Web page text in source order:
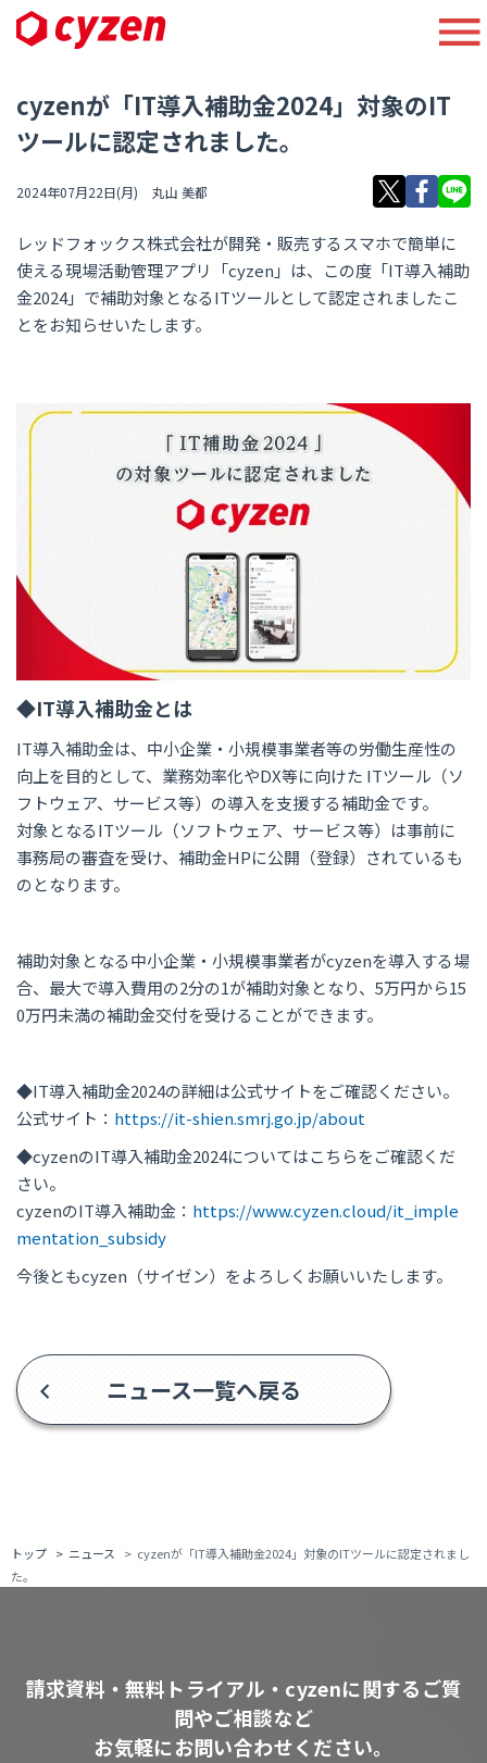
cyzenが「IT導入補助金2024」対象のIT
ツールに認定されました。
2024年07月22日(月) 丸山 美都
レッドフォックス株式会社が開発・販売するスマホで簡単に
使える現場活動管理アプリ「cyzen」は、この度 「IT導入補助
金2024」で補助対象となるITツールとして認定されま したこ
とをお知らせいたします。
◆IT導入補助金とは
IT導入補助金は、中小企業・小規模事業者等の労働生産性の
向上を目的として、業務効率化やDX等に向けた ITツール（ソ
フトウェア、サービス等）の導入を支援する補助金です。
対象となるITツール（ソフトウェア、サービス等）は事前に
事務局の審査を受け、補助金HPに公開（登録）されているも
のとなります。
補助対象となる中小企業・小規模事業者がcyzenを導入する場
合、最大で導入費用の2分の1が補助対象となり、5万円から15
0万円未満の補助金交付を受けることができます。
◆IT導入補助金2024の詳細は公式サイトをご確認ください。
公式サイト： https://it-shien.smrj.go.jp/about
◆cyzenのIT導入補助金2024についてはこちらをご確認くだ
さい。
cyzenのIT導入補助金： https://www.cyzen.cloud/it_imple
mentation_subsidy
今後ともcyzen（サイゼン）をよろしくお願いいたします。
ニュース一覧へ戻る
トップ ニュース
cyzenが「IT導入補助金2024」対象のITツールに認定されまし
た。
請求資料・無料トライアル・cyzenに関するご質
問やご相談など
お気軽にお問い合わせください。